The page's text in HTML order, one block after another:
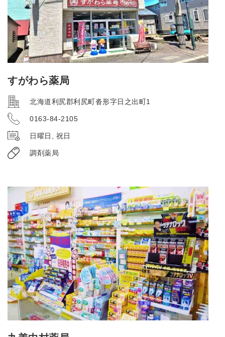
すがわら薬局
北海道利尻郡利尻町沓形字日之出町1
0163-84-2105
日曜日, 祝日
調剤薬局